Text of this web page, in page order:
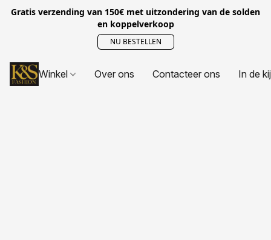
Gratis verzending van 150€ met uitzondering van de solden
en koppelverkoop
NU BESTELLEN
Winkel Over ons Contacteer ons In de